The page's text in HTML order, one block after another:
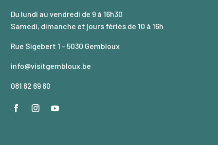
Du lundi au vendredi de 9 à 16h30
Samedi, dimanche et jours fériés de 10 à 16h
Rue Sigebert 1 - 5030 Gembloux
info@visitgembloux.be
081 62 69 60